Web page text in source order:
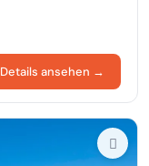
Details ansehen →